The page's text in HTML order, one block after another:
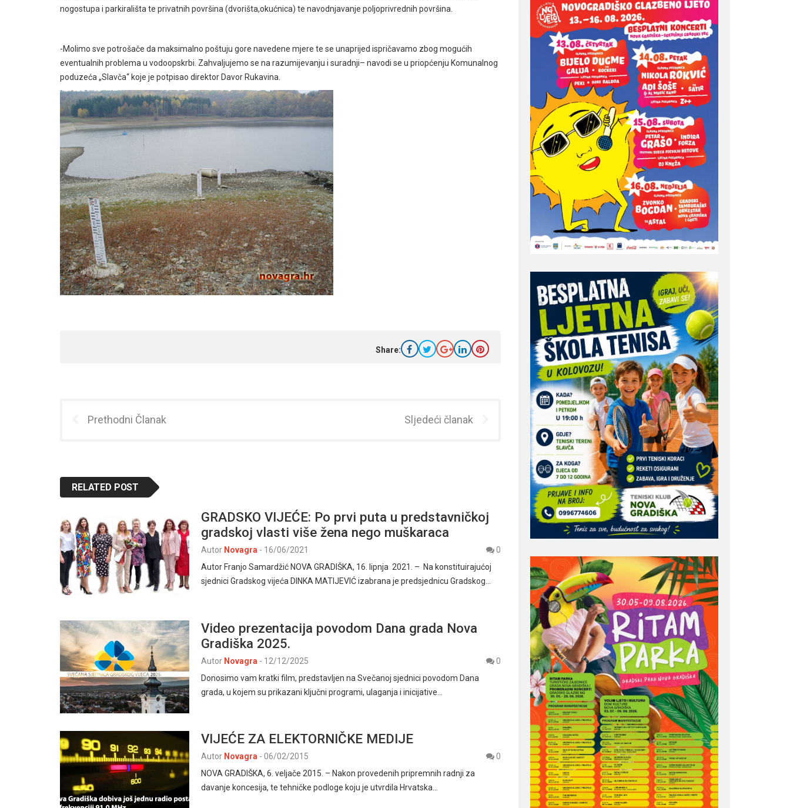
nogostupa i parkirališta te privatnih površina (dvorišta,okućnica) te navodnjavanje poljoprivrednih površina.
-Molimo sve potrošače da maksimalno poštuju gore navedene mjere te se unaprijed ispričavamo zbog mogućih
eventualnih problema u vodoopskrbi. Zahvaljujemo se na razumijevanju i suradnji– navodi se u priopćenju Komunalnog
poduzeća „Slavča“ koje je potpisao direktor Davor Rukavina.
Share:
Prethodni Članak Sljedeći članak
RELATED POST
GRADSKO VIJEĆE: Po prvi puta u predstavničkoj
gradskoj vlasti više žena nego muškaraca
Autor Novagra - 16/06/2021
0
Autor Franjo Samardžić NOVA GRADIŠKA, 16. lipnja 2021. – Na konstituirajućoj
sjednici Gradskog vijeća DINKA MATIJEVIĆ izabrana je predsjednicu Gradskog…
Video prezentacija povodom Dana grada Nova
Gradiška 2025.
Autor Novagra - 12/12/2025
0
Donosimo vam kratki film, predstavljen na Svečanoj sjednici povodom Dana
grada, u kojem su prikazani ključni programi, ulaganja i inicijative…
VIJEĆE ZA ELEKTORNIČKE MEDIJE
Autor Novagra - 06/02/2015
0
NOVA GRADIŠKA, 6. veljače 2015. – Nakon provedenih pripremnih radnji za
davanje koncesija, te tehničke podloge koju je utvrdila Hrvatska…